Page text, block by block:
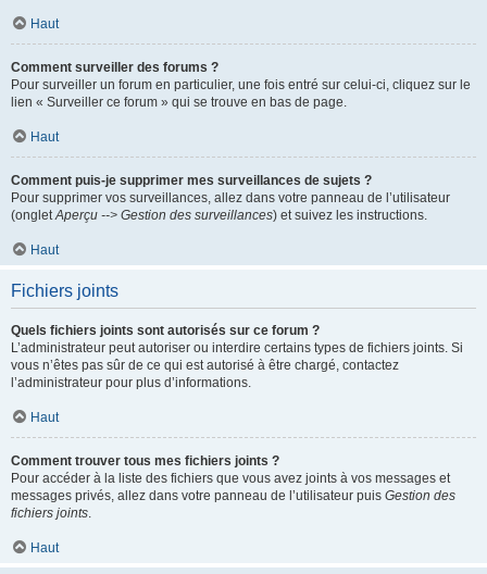
Haut
Comment surveiller des forums ?
Pour surveiller un forum en particulier, une fois entré sur celui-ci, cliquez sur le
lien « Surveiller ce forum » qui se trouve en bas de page.
Haut
Comment puis-je supprimer mes surveillances de sujets ?
Pour supprimer vos surveillances, allez dans votre panneau de l’utilisateur
(ongletAperçu --> Gestion des surveillances) et suivez les instructions.
Haut
Fichiers joints
Quels fichiers joints sont autorisés sur ce forum ?
L’administrateur peut autoriser ou interdire certains types de fichiers joints. Si
vous n’êtes pas sûr de ce qui est autorisé à être chargé, contactez
l’administrateur pour plus d’informations.
Haut
Comment trouver tous mes fichiers joints ?
Pour accéder à la liste des fichiers que vous avez joints à vos messages et
messages privés, allez dans votre panneau de l’utilisateur puis Gestion des
fichiers joints.
Haut